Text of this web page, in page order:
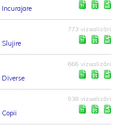
Incurajare
Slujire
773 vizualizări
Diverse
666 vizualizări
Copii
938 vizualizări